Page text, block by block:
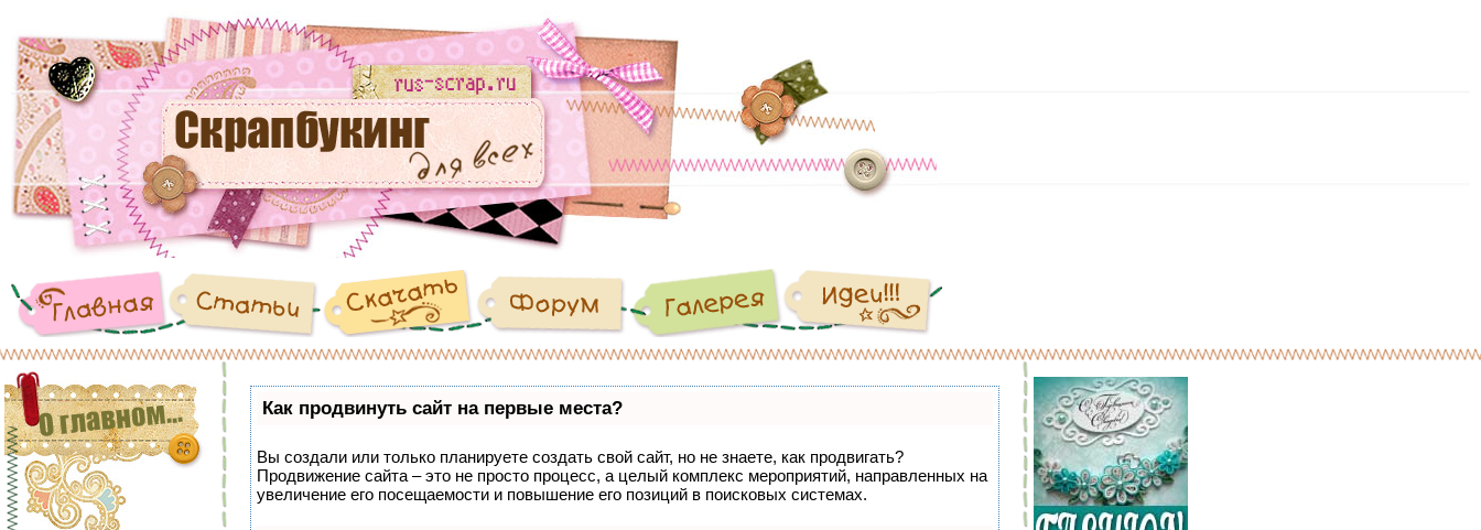
Как продвинуть сайт на первые места?
Вы создали или только планируете создать свой сайт, но не знаете, как продвигать?
Продвижение сайта – это не просто процесс, а целый комплекс мероприятий, направленных на
увеличение его посещаемости и повышение его позиций в поисковых системах.